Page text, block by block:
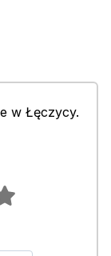
w Łęczycy.